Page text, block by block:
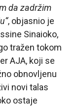
da zadržim
, objasnio je
Sinaioko,
tražen tokom
AJA, koji se
obnovljenu
novi talas
ostaje